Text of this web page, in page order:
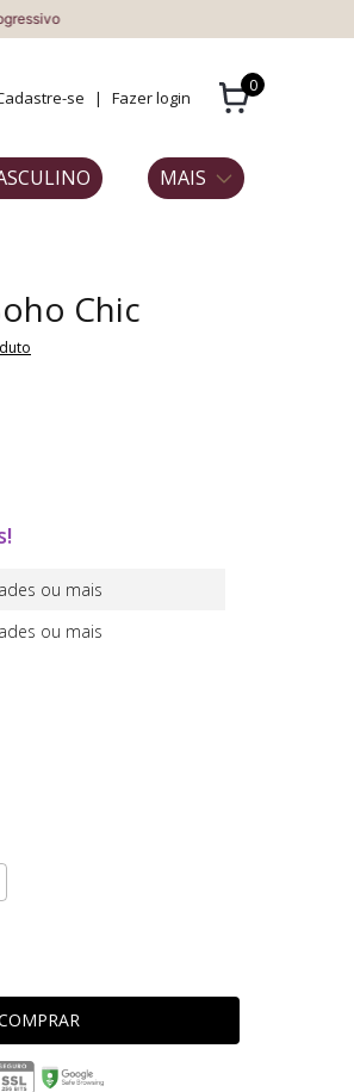
se | Fazer login
0
MAIS
Chic
ou mais
ou mais